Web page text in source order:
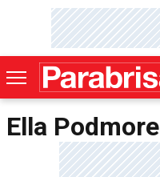
Ella Podmore